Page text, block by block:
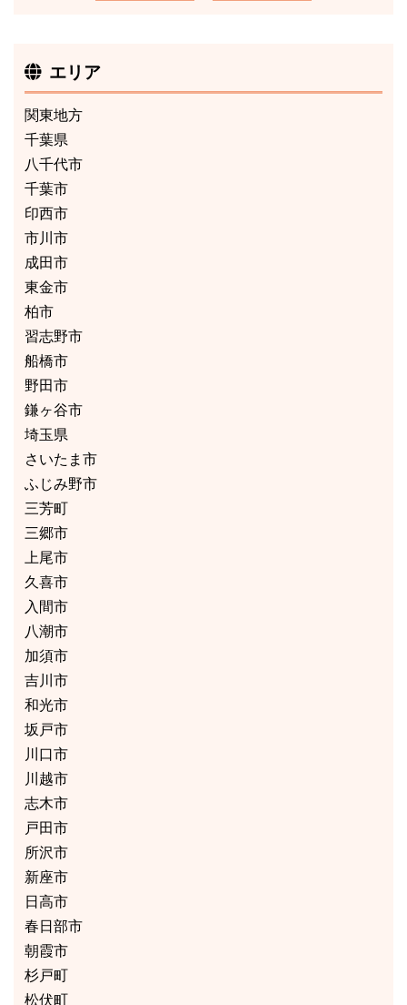
エリア
関東地方
千葉県
八千代市
千葉市
印西市
市川市
成田市
東金市
柏市
習志野市
船橋市
野田市
鎌ヶ谷市
埼玉県
さいたま市
ふじみ野市
三芳町
三郷市
上尾市
久喜市
入間市
八潮市
加須市
吉川市
和光市
坂戸市
川口市
川越市
志木市
戸田市
所沢市
新座市
日高市
春日部市
朝霞市
杉戸町
松伏町